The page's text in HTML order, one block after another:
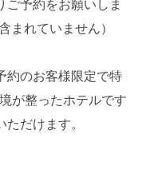
ご予約をお願いしま
まれていません）
約のお客様限定で特
が整ったホテルです
だけます。